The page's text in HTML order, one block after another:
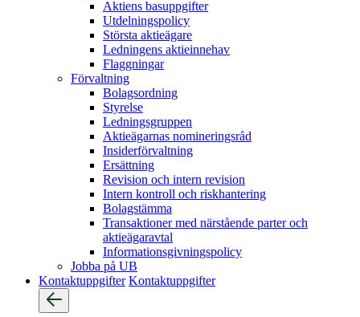
Aktiens basuppgifter
Utdelningspolicy
Största aktieägare
Ledningens aktieinnehav
Flaggningar
Förvaltning
Bolagsordning
Styrelse
Ledningsgruppen
Aktieägarnas nomineringsråd
Insiderförvaltning
Ersättning
Revision och intern revision
Intern kontroll och riskhantering
Bolagstämma
Transaktioner med närstående parter och
aktieägaravtal
Informationsgivningspolicy
Jobba på UB
Kontaktuppgifter Kontaktuppgifter